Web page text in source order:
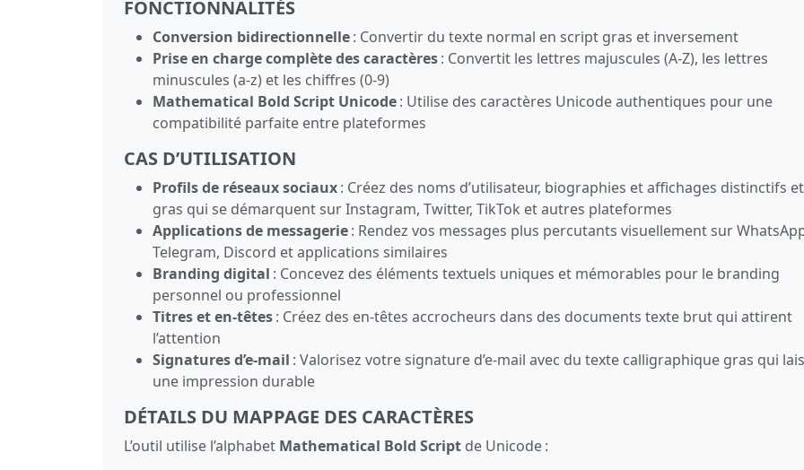
FONCTIONNALITÉS
Conversion bidirectionnelle: Convertir du texte normal en script gras et inversement
Prise en charge complète des caractères: Convertit les lettres majuscules (A‑Z), les lettres
minuscules (a‑z) et les chiffres (0‑9)
Mathematical Bold Script Unicode: Utilise des caractères Unicode authentiques pour une
compatibilité parfaite entre plateformes
CAS D’UTILISATION
Profils de réseaux sociaux: Créez des noms d’utilisateur, biographies et affichages distinctifs
gras qui se démarquent sur Instagram, Twitter, TikTok et autres plateformes
Applications de messagerie: Rendez vos messages plus percutants visuellement sur
Telegram, Discord et applications similaires
Branding digital : Concevez des éléments textuels uniques et mémorables pour le branding
personnel ou professionnel
Titres et en‑têtes: Créez des en‑têtes accrocheurs dans des documents texte brut qui attirent
l’attention
Signatures d’e‑mail : Valorisez votre signature d’e‑mail avec du texte calligraphique gras qui
une impression durable
DÉTAILS DU MAPPAGE DES CARACTÈRES
L’outil utilise l’alphabet Mathematical Bold Script de Unicode :